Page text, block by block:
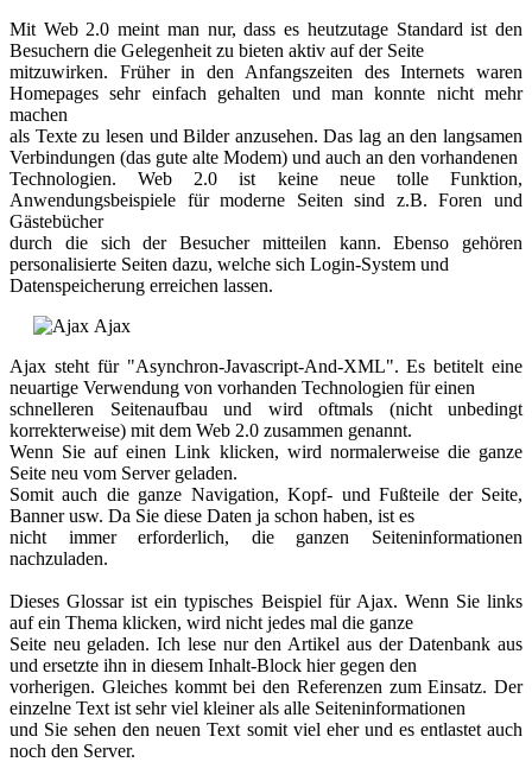
Mit Web 2.0 meint man nur, dass es heutzutage Standard ist den
Besuchern die Gelegenheit zu bieten aktiv auf der Seite
mitzuwirken. Früher in den Anfangszeiten des Internets waren
Homepages sehr einfach gehalten und man konnte nicht mehr
machen
als Texte zu lesen und Bilder anzusehen. Das lag an den langsamen
Verbindungen (das gute alte Modem) und auch an den vorhandenen
Technologien. Web 2.0 ist keine neue tolle Funktion,
Anwendungsbeispiele für moderne Seiten sind z.B. Foren und
Gästebücher
durch die sich der Besucher mitteilen kann. Ebenso gehören
personalisierte Seiten dazu, welche sich Login-System und
Datenspeicherung erreichen lassen.
Ajax
Ajax steht für "Asynchron-Javascript-And-XML". Es betitelt eine
neuartige Verwendung von vorhanden Technologien für einen
schnelleren Seitenaufbau und wird oftmals (nicht unbedingt
korrekterweise) mit dem Web 2.0 zusammen genannt.
Wenn Sie auf einen Link klicken, wird normalerweise die ganze
Seite neu vom Server geladen.
Somit auch die ganze Navigation, Kopf- und Fußteile der Seite,
Banner usw. Da Sie diese Daten ja schon haben, ist es
nicht immer erforderlich, die ganzen Seiteninformationen
nachzuladen.
Dieses Glossar ist ein typisches Beispiel für Ajax. Wenn Sie links
auf ein Thema klicken, wird nicht jedes mal die ganze
Seite neu geladen. Ich lese nur den Artikel aus der Datenbank aus
und ersetzte ihn in diesem Inhalt-Block hier gegen den
vorherigen. Gleiches kommt bei den Referenzen zum Einsatz. Der
einzelne Text ist sehr viel kleiner als alle Seiteninformationen
und Sie sehen den neuen Text somit viel eher und es entlastet auch
noch den Server.